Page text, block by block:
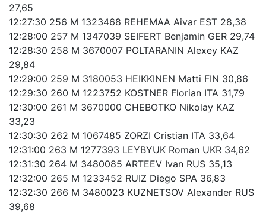
27,65
12:27:30 256 M 1323468 REHEMAA Aivar EST 28,38
12:28:00 257 M 1347039 SEIFERT Benjamin GER 29,74
12:28:30 258 M 3670007 POLTARANIN Alexey KAZ
29,84
12:29:00 259 M 3180053 HEIKKINEN Matti FIN 30,86
12:29:30 260 M 1223752 KOSTNER Florian ITA 31,79
12:30:00 261 M 3670000 CHEBOTKO Nikolay KAZ
33,23
12:30:30 262 M 1067485 ZORZI Cristian ITA 33,64
12:31:00 263 M 1277393 LEYBYUK Roman UKR 34,62
12:31:30 264 M 3480085 ARTEEV Ivan RUS 35,13
12:32:00 265 M 1233452 RUIZ Diego SPA 36,83
12:32:30 266 M 3480023 KUZNETSOV Alexander RUS
39,68